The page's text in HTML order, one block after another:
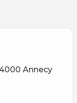
Annecy